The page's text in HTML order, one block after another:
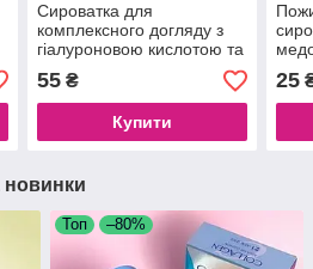
Сироватка для
комплексного догляду з
гіалуроновою кислотою та
вітаміном B5 Bioaqua
Hyaluronic Acid Vitamin B5
55₴
Купити
25
новинки
Топ –80%